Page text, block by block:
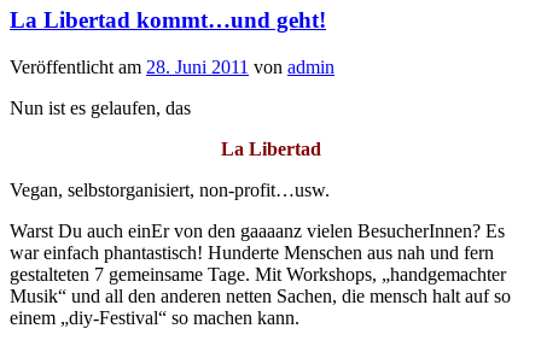
La Libertad kommt…und geht!
Veröffentlicht am 28. Juni 2011 von admin
Nun ist es gelaufen, das
La Libertad
Vegan, selbstorganisiert, non-profit…usw.
Warst Du auch einEr von den gaaaanz vielen BesucherInnen? Es
war einfach phantastisch! Hunderte Menschen aus nah und fern
gestalteten 7 gemeinsame Tage. Mit Workshops, „handgemachter
Musik“ und all den anderen netten Sachen, die mensch halt auf so
einem „diy-Festival“ so machen kann.